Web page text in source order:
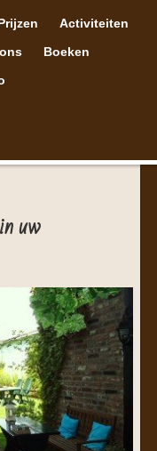
Activiteiten
Boeken
uw